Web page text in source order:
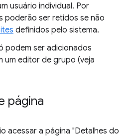
usuário individual. Por
poderão ser retidos se não
definidos pelo sistema.
podem ser adicionados
um editor de grupo (veja
página
acessar a página "Detalhes do